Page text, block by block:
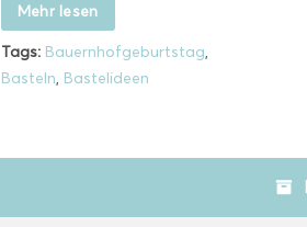
Mehr lesen
Tags: Bauernhofgeburtstag,
Basteln, Bastelideen